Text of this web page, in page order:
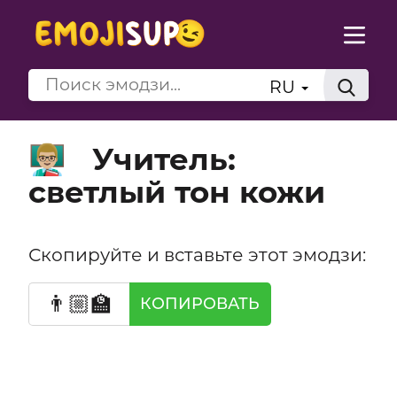
RU
👨🏼‍🏫
Учитель:
светлый тон кожи
Скопируйте и вставьте этот эмодзи:
👨🏼‍🏫 КОПИРОВАТЬ